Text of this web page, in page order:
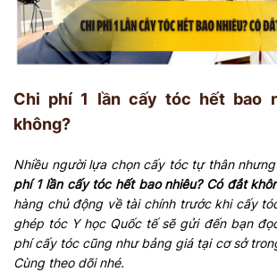
Chi phí 1 lần cấy tóc hết bao
không?
Nhiều người lựa chọn cấy tóc tự thân
phí 1 lần cấy tóc hết bao nhiêu? Có đắt
hàng chủ động về tài chính trước khi cấy
ghép tóc Y học Quốc tế sẽ gửi đến bạn
phí cấy tóc cũng như bảng giá tại cơ sở
Cùng theo dõi nhé.